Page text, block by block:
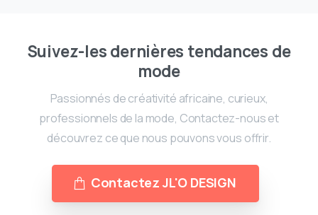
Suivez-les dernières tendances de
mode
Passionnés de créativité africaine, curieux,
professionnels de la mode, Contactez-nous et
découvrez ce que nous pouvons vous offrir.
Contactez JL'O DESIGN